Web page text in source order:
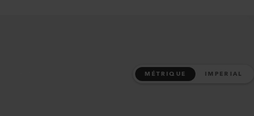
MÉTRIQUE IMPERIAL